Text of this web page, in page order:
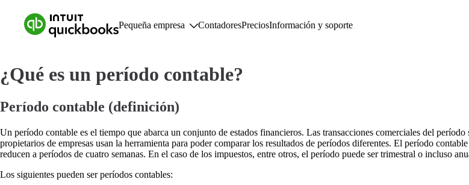
Pequeña empresa ContadoresPreciosInformación y soporte
Pequeña empresa
Recursos para pequeñas empresas
Rentabilidad de proyectos
Informes contables
Aplicación móvil de
Ver todas las
¿Qué es un período contable?
Período contable (definición)
Un período contable es el tiempo que abarca un conjunto de estados financieros. Las transacciones comerciales del
propietarios de empresas usan la herramienta para poder comparar los resultados de períodos diferentes. El período
reducen a períodos de cuatro semanas. En el caso de los impuestos, entre otros, el período puede ser trimestral o incluso
Los siguientes pueden ser períodos contables: